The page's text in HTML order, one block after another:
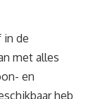
in de
met alles
en
heb